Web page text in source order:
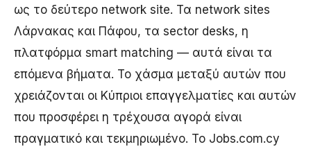
ως το δεύτερο network site. Τα network sites
Λάρνακας και Πάφου, τα sector desks, η
πλατφόρμα smart matching — αυτά είναι τα
επόμενα βήματα. Το χάσμα μεταξύ αυτών που
χρειάζονται οι Κύπριοι επαγγελματίες και αυτών
που προσφέρει η τρέχουσα αγορά είναι
πραγματικό και τεκμηριωμένο. Το Jobs.com.cy